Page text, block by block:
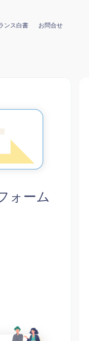
ンス白書 お問合せ
ォーム